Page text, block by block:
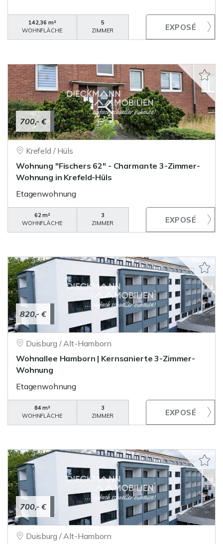
142,36 m²
WOHNFLÄCHE
5
ZIMMER
700,- €
Krefeld / Hüls
Wohnung "Fischers 62" - Charmante 3-Zimmer-
Wohnung in Krefeld-Hüls
Etagenwohnung
62 m²
WOHNFLÄCHE
3
ZIMMER
820,- €
Duisburg / Alt-Hamborn
Wohnallee Hamborn | Kernsanierte 3-Zimmer-
Wohnung
Etagenwohnung
84 m²
WOHNFLÄCHE
3
ZIMMER
700,- €
Duisburg / Alt-Hamborn